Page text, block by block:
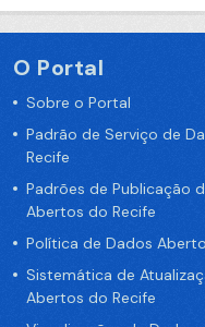
O Portal
Sobre o Portal
Padrão de Serviço de
Recife
Padrões de Publicação
Abertos do Recife
Política de Dados
Sistemática de
Abertos do Recife